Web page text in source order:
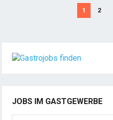
1 2
JOBS IM GASTGEWERBE